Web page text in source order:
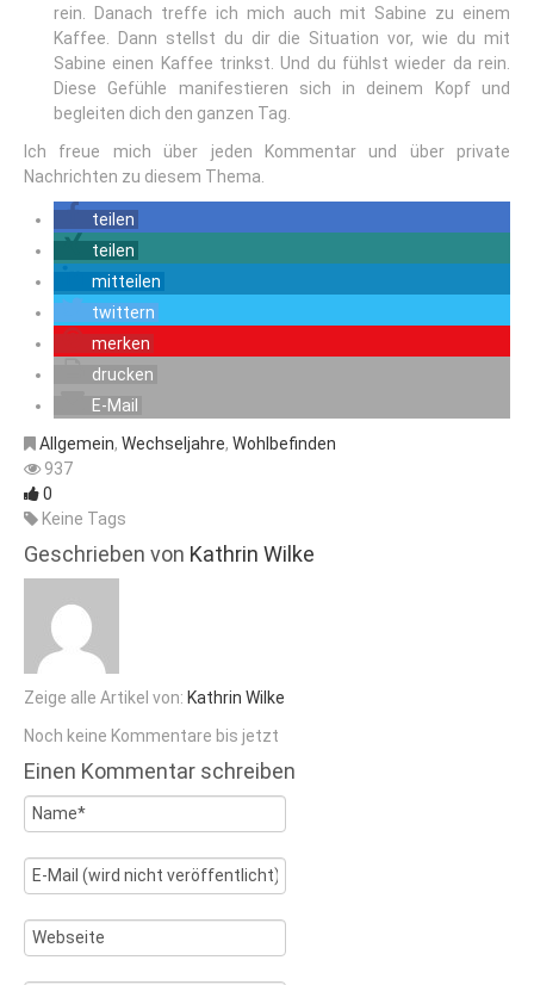
rein. Danach treffe ich mich auch mit Sabine zu einem
Kaffee. Dann stellst du dir die Situation vor, wie du mit
Sabine einen Kaffee trinkst. Und du fühlst wieder da rein.
Diese Gefühle manifestieren sich in deinem Kopf und
begleiten dich den ganzen Tag.
Ich freue mich über jeden Kommentar und über private
Nachrichten zu diesem Thema.
teilen
teilen
mitteilen
twittern
merken
drucken
E-Mail
Allgemein, Wechseljahre, Wohlbefinden
937
0
Keine Tags
Geschrieben von Kathrin Wilke
Zeige alle Artikel von: Kathrin Wilke
Noch keine Kommentare bis jetzt
Einen Kommentar schreiben